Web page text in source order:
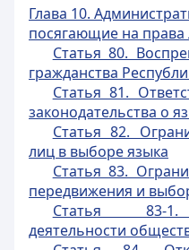
Глава 10.
посягающие на права
Статья 80.
гражданства
Статья 81.
законодательства о
Статья 82.
лиц в выборе языка
Статья 83.
передвижения и
Статья 83-1.
деятельности